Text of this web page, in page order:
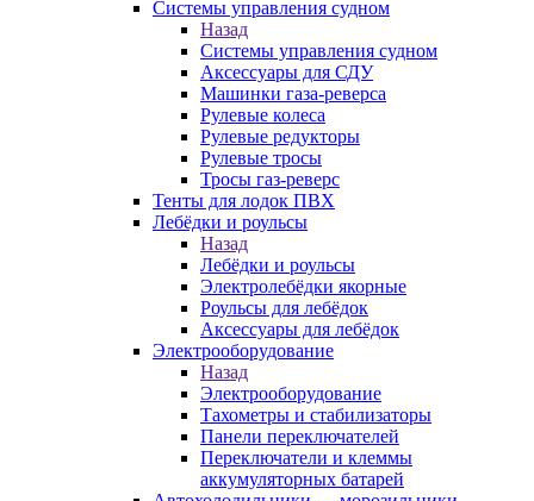
Системы управления судном
Назад
Системы управления судном
Аксессуары для СДУ
Машинки газа-реверса
Рулевые колеса
Рулевые редукторы
Рулевые тросы
Тросы газ-реверс
Тенты для лодок ПВХ
Лебёдки и роульсы
Назад
Лебёдки и роульсы
Электролебёдки якорные
Роульсы для лебёдок
Аксессуары для лебёдок
Электрооборудование
Назад
Электрооборудование
Тахометры и стабилизаторы
Панели переключателей
Переключатели и клеммы
аккумуляторных батарей